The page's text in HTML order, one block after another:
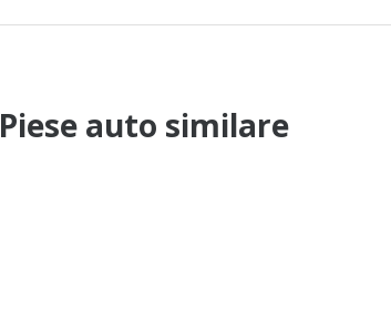
Piese auto similare